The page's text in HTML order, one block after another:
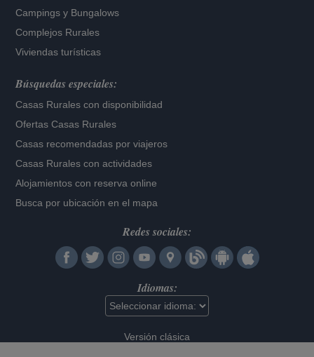
Campings y Bungalows
Complejos Rurales
Viviendas turísticas
Búsquedas especiales:
Casas Rurales con disponibilidad
Ofertas Casas Rurales
Casas recomendadas por viajeros
Casas Rurales con actividades
Alojamientos con reserva online
Busca por ubicación en el mapa
Redes sociales:
Idiomas:
Versión clásica